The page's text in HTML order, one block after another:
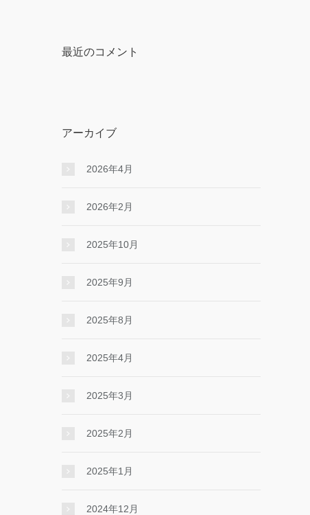
最近のコメント
アーカイブ
2026年4月
2026年2月
2025年10月
2025年9月
2025年8月
2025年4月
2025年3月
2025年2月
2025年1月
2024年12月